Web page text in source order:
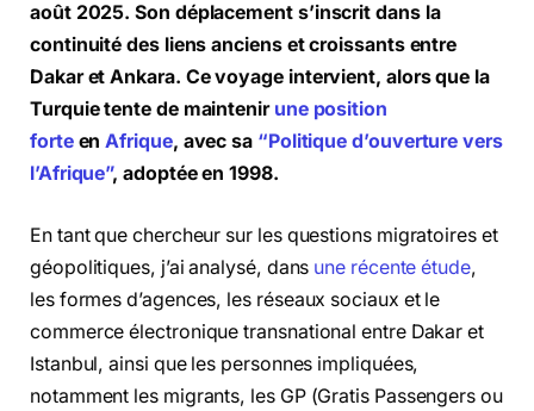
août 2025. Son déplacement s’inscrit dans la
continuité des liens anciens et croissants entre
Dakar et Ankara. Ce voyage intervient, alors que la
Turquie tente de maintenir une position
forteenAfrique, avec sa “Politique d’ouverture vers
l’Afrique”, adoptée en 1998.
En tant que chercheur sur les questions migratoires et
géopolitiques, j’ai analysé, dans une récente étude,
les formes d’agences, les réseaux sociaux et le
commerce électronique transnational entre Dakar et
Istanbul, ainsi que les personnes impliquées,
notamment les migrants, les GP (Gratis Passengers ou